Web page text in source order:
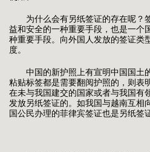
为什么会有另纸签证的存在呢？
益和安全的一种重要手段，也是一个
种重要手段。向外国人发放的签证类
度。
中国的新护照上有宣明中国国土
粘贴标签都是需要翻阅护照的，则表
在未与我国建交的国家或者与我国有
发放另纸签证的。如我国与越南互相
国公民办理的菲律宾签证也是另纸签证